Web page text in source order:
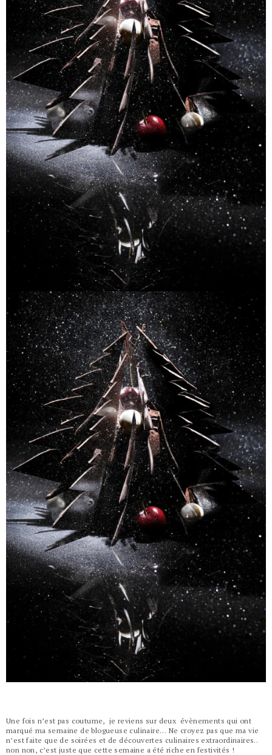
Une fois n’est pas coutume, je reviens sur deux évènements qui ont
marqué ma semaine de blogueuse culinaire… Ne croyez pas que ma vie
n’est faite que de soirées et de découvertes culinaires extraordinaires..
non non, c’est juste que cette semaine a été riche en festivités !